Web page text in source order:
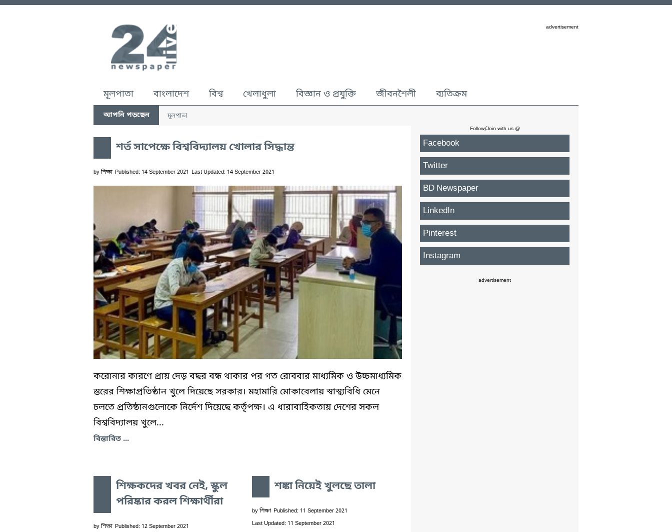
advertisement
মূলপাতা বাংলাদেশ বিশ্ব খেলাধুলা বিজ্ঞান ও প্রযুক্তি জীবনশৈলী ব্যতিক্রম
আপনি পড়ছেন মূলপাতা
শর্ত সাপেক্ষে বিশ্ববিদ্যালয় খোলার সিদ্ধান্ত
by শিক্ষা Published: 14 September 2021 Last Updated: 14 September 2021
করোনার কারণে প্রায় দেড় বছর বন্ধ থাকার পর গত রোববার মাধ্যমিক ও উচ্চমাধ্যমিক
স্তরের শিক্ষাপ্রতিষ্ঠান খুলে দিয়েছে সরকার। মহামারি মোকাবেলায় স্বাস্থ্যবিধি মেনে
চলতে প্রতিষ্ঠানগুলোকে নির্দেশ দিয়েছে কর্তৃপক্ষ। এ ধারাবাহিকতায় দেশের সকল
বিশ্ববিদ্যালয় খুলে...
বিস্তারিত ...
শিক্ষকদের খবর নেই, স্কুল
পরিষ্কার করল শিক্ষার্থীরা
by শিক্ষা Published: 12 September 2021
শঙ্কা নিয়েই খুলছে তালা
by শিক্ষা Published: 11 September 2021
Last Updated: 11 September 2021
Follow/Join with us @
Facebook
Twitter
BD Newspaper
LinkedIn
Pinterest
Instagram
advertisement